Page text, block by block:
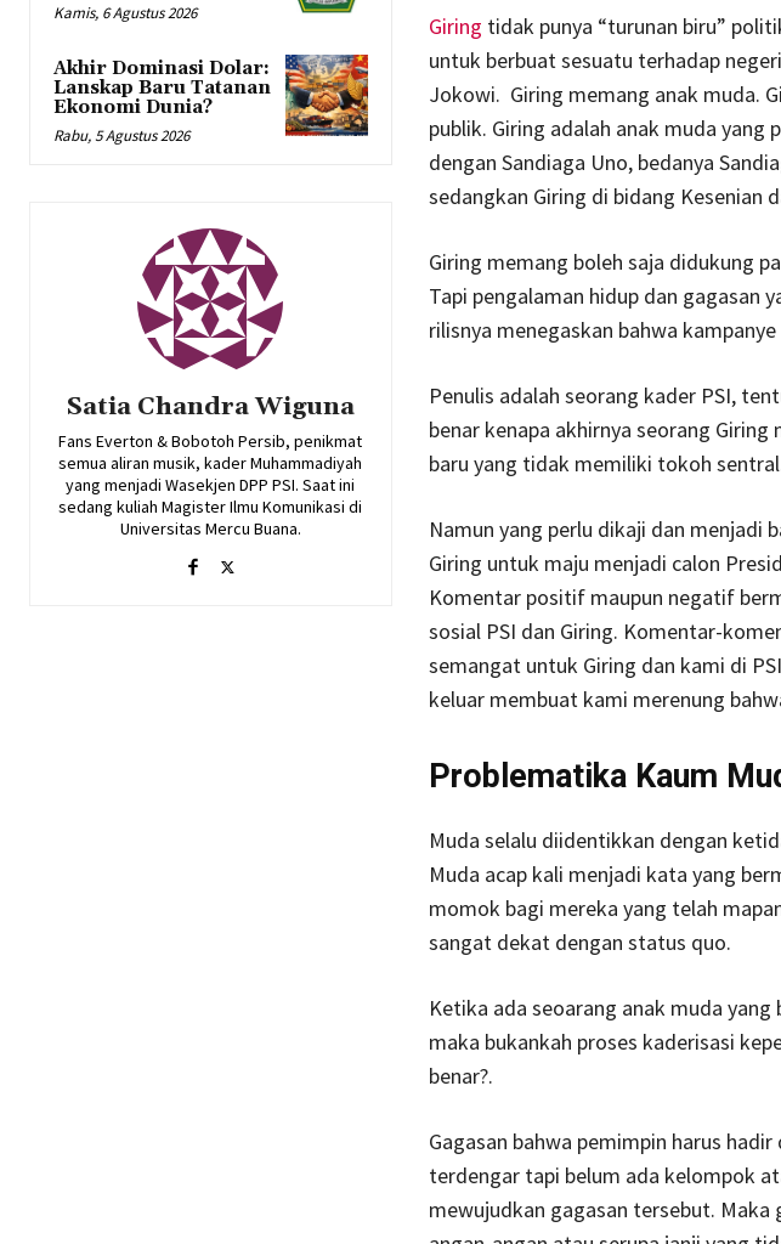
Kamis, 6 Agustus 2026
Akhir Dominasi Dolar:
Lanskap Baru Tatanan
Ekonomi Dunia?
Rabu, 5 Agustus 2026
Satia Chandra Wiguna
Fans Everton & Bobotoh Persib, penikmat
semua aliran musik, kader Muhammadiyah
yang menjadi Wasekjen DPP PSI. Saat ini
sedang kuliah Magister Ilmu Komunikasi di
Universitas Mercu Buana.
Giring tidak punya “turunan biru”
untuk berbuat sesuatu terhadap
Jokowi. Giring memang anak muda.
publik. Giring adalah anak muda yang
dengan Sandiaga Uno, bedanya
sedangkan Giring di bidang Kesenian
Giring memang boleh saja didukung
Tapi pengalaman hidup dan gagasan
rilisnya menegaskan bahwa kampanye
Penulis adalah seorang kader PSI,
benar kenapa akhirnya seorang
baru yang tidak memiliki tokoh
Namun yang perlu dikaji dan menjadi
Giring untuk maju menjadi calon
Komentar positif maupun negatif
sosial PSI dan Giring. Komentar-
semangat untuk Giring dan kami di
keluar membuat kami merenung
Problematika Kaum
Muda selalu diidentikkan dengan
Muda acap kali menjadi kata yang
momok bagi mereka yang telah
sangat dekat dengan status quo.
Ketika ada seoarang anak muda
maka bukankah proses kaderisasi
benar?.
Gagasan bahwa pemimpin harus
terdengar tapi belum ada kelompok
mewujudkan gagasan tersebut.